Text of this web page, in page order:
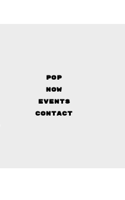
Pop
Now
Events
Contact